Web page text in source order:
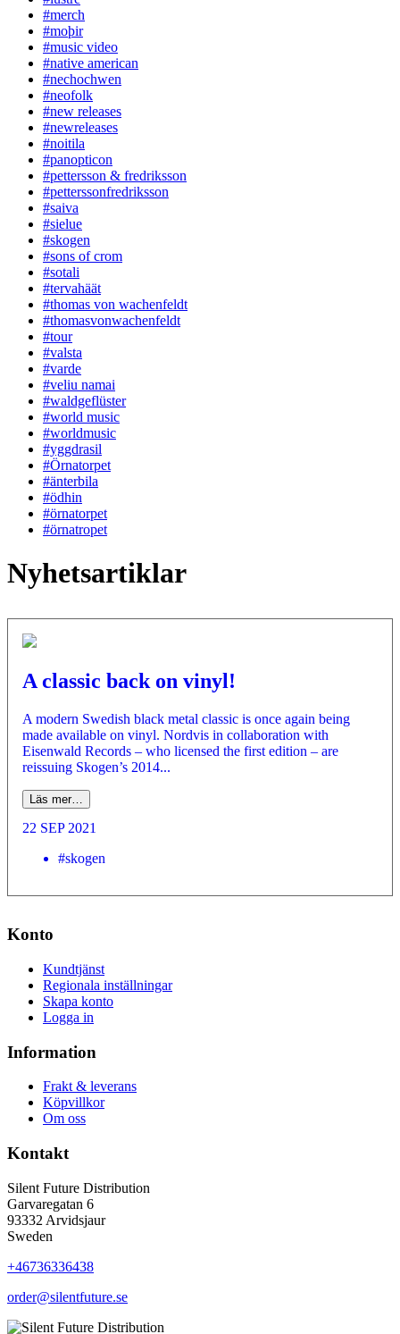
#merch
#moþir
#music video
#native american
#nechochwen
#neofolk
#new releases
#newreleases
#noitila
#panopticon
#pettersson & fredriksson
#petterssonfredriksson
#saiva
#sielue
#skogen
#sons of crom
#sotali
#tervahäät
#thomas von wachenfeldt
#thomasvonwachenfeldt
#tour
#valsta
#varde
#veliu namai
#waldgeflüster
#world music
#worldmusic
#yggdrasil
#Örnatorpet
#änterbila
#ödhin
#örnatorpet
#örnatropet
Nyhetsartiklar
A classic back on vinyl!
A modern Swedish black metal classic is once again being
made available on vinyl. Nordvis in collaboration with
Eisenwald Records – who licensed the first edition – are
reissuing Skogen’s 2014...
Läs mer…
22 SEP 2021
#skogen
Konto
Kundtjänst
Regionala inställningar
Skapa konto
Logga in
Information
Frakt & leverans
Köpvillkor
Om oss
Kontakt
Silent Future Distribution
Garvaregatan 6
93332 Arvidsjaur
Sweden
+46736336438
order@silentfuture.se